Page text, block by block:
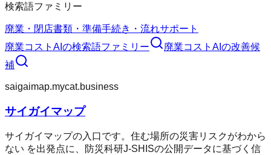
検索語ファミリー
廃業・閉店書類・準備手続き・流れサポート
廃業コストAI の検索語ファミリー 廃業コストAI の改善候
補
saigaimap.mycat.business
サイガイマップ
サイガイマップの入口です。住む場所の災害リスクがわから
ない を出発点に、防災科研J-SHISの公開データに基づく信